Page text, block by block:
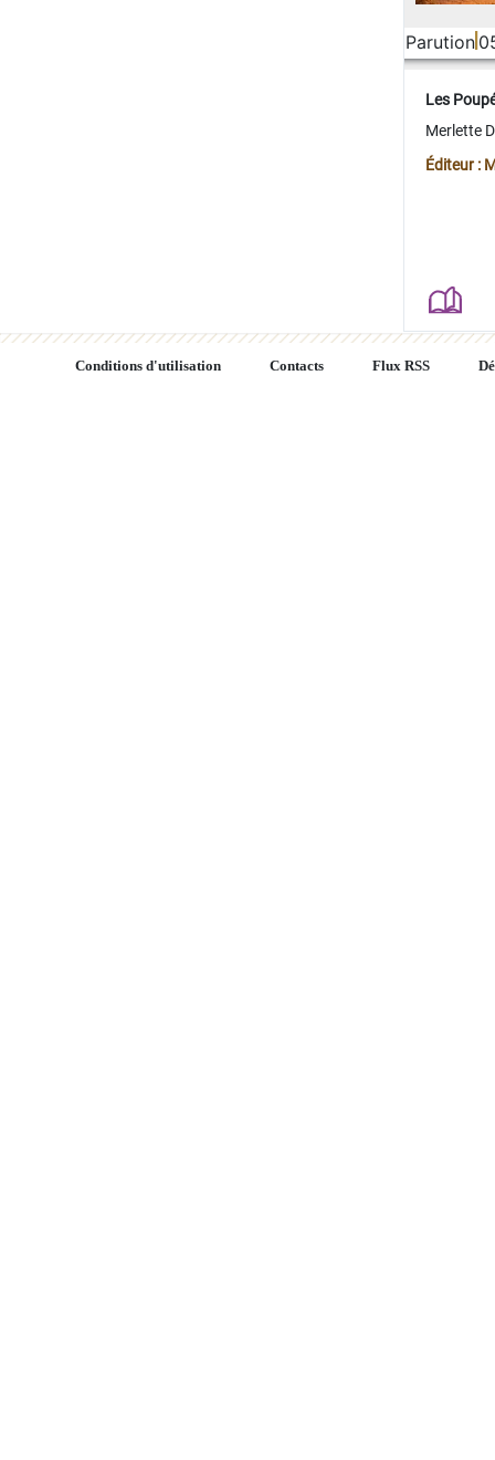
Parution
Les
Merlette
Éditeur :
Conditions d'utilisation Contacts Flux RSS